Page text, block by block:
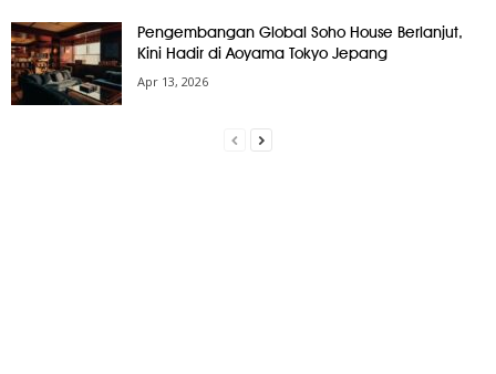
Pengembangan Global Soho House Berlanjut,
Kini Hadir di Aoyama Tokyo Jepang
Apr 13, 2026